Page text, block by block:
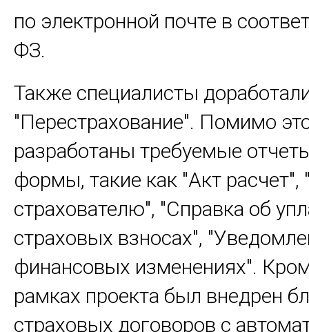
по электронной почте в
ФЗ.
Также специалисты
"Перестрахование". Помимо
разработаны требуемые
формы, такие как "Акт
страхователю", "Справка об
страховых взносах",
финансовых изменениях".
рамках проекта был внедрен
страховых договоров с